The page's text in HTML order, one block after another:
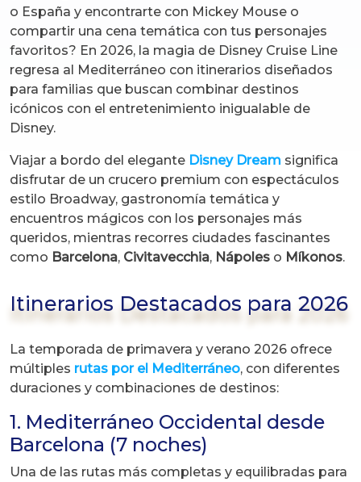
o España y encontrarte con Mickey Mouse o
compartir una cena temática con tus personajes
favoritos? En 2026, la magia de Disney Cruise Line
regresa al Mediterráneo con itinerarios diseñados
para familias que buscan combinar destinos
icónicos con el entretenimiento inigualable de
Disney.
Viajar a bordo del elegante Disney Dream significa
disfrutar de un crucero premium con espectáculos
estilo Broadway, gastronomía temática y
encuentros mágicos con los personajes más
queridos, mientras recorres ciudades fascinantes
como Barcelona, Civitavecchia, Nápoles o Míkonos.
Itinerarios Destacados para 2026
La temporada de primavera y verano 2026 ofrece
múltiples rutas por el Mediterráneo, con diferentes
duraciones y combinaciones de destinos:
1. Mediterráneo Occidental desde
Barcelona (7 noches)
Una de las rutas más completas y equilibradas para